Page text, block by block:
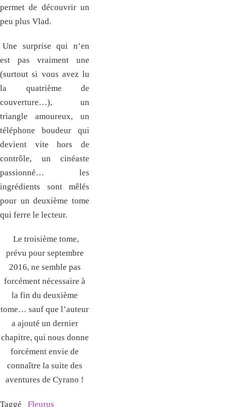
permet de découvrir un
peu plus Vlad.
Une surprise qui n’en
est pas vraiment une
(surtout si vous avez lu
la quatrième de
couverture…), un
triangle amoureux, un
téléphone boudeur qui
devient vite hors de
contrôle, un cinéaste
passionné… les
ingrédients sont mêlés
pour un deuxième tome
qui ferre le lecteur.
Le troisième tome,
prévu pour septembre
2016, ne semble pas
forcément nécessaire à
la fin du deuxième
tome… sauf que l’auteur
a ajouté un dernier
chapitre, qui nous donne
forcément envie de
connaître la suite des
aventures de Cyrano !
Taggé Fleurus